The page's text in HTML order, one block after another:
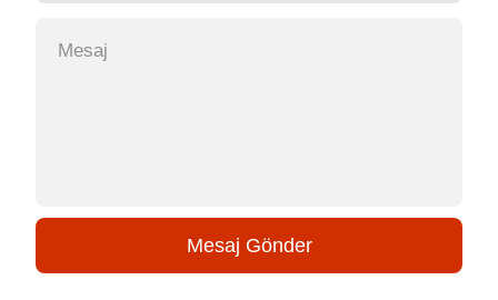
Mesaj Gönder